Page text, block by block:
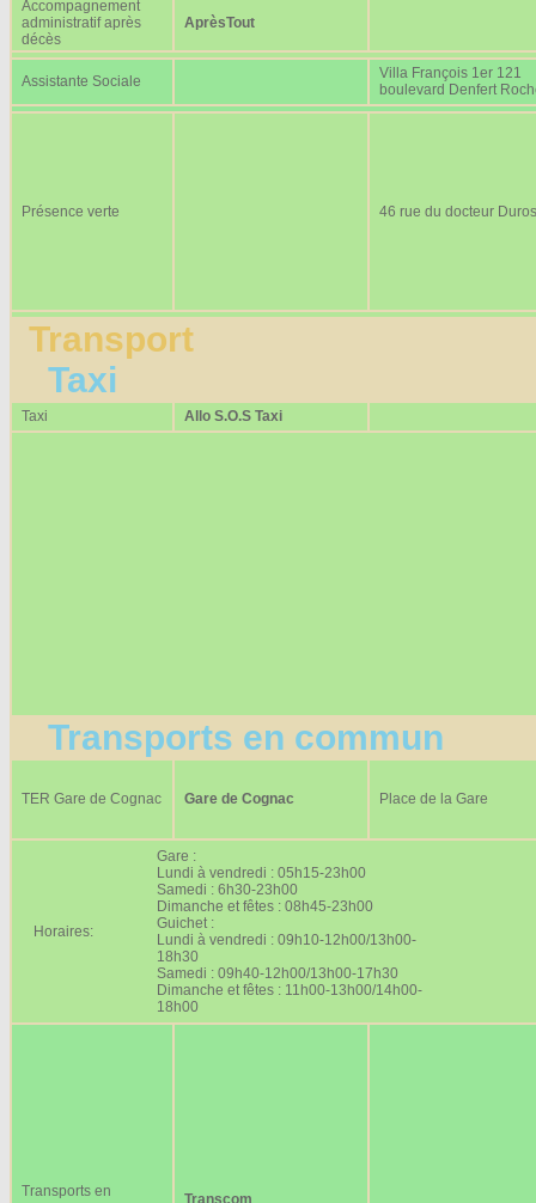
Accompagnement
administratif après
décès
AprèsTout
Assistante Sociale
Villa François 1er 121
boulevard Denfert
Présence verte 46 rue du docteur
Transport
Taxi
Taxi Allo S.O.S Taxi
Transports en commun
TER Gare de Cognac Gare de Cognac Place de la Gare
Horaires:
Gare :
Lundi à vendredi : 05h15-23h00
Samedi : 6h30-23h00
Dimanche et fêtes : 08h45-23h00
Guichet :
Lundi à vendredi : 09h10-12h00/13h00-
18h30
Samedi : 09h40-12h00/13h00-17h30
Dimanche et fêtes : 11h00-13h00/14h00-
18h00
Transports en
Transcom